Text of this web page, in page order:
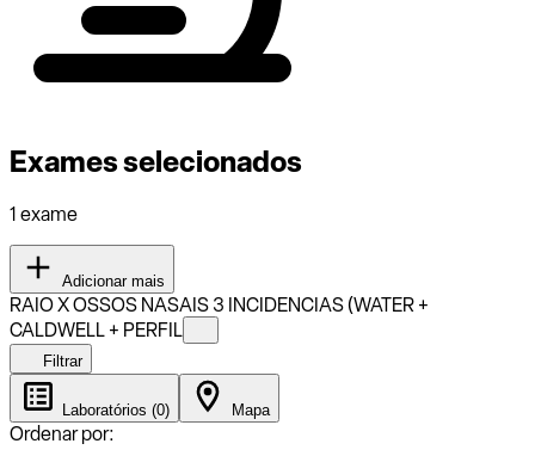
Exames selecionados
1 exame
Adicionar mais
RAIO X OSSOS NASAIS 3 INCIDENCIAS (WATER +
CALDWELL + PERFIL
Filtrar
Laboratórios (0) Mapa
Ordenar por: